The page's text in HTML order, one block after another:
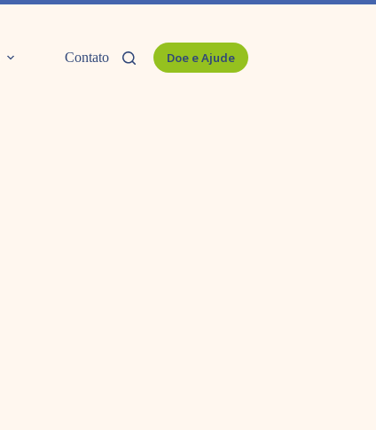
Contato Doe e Ajude